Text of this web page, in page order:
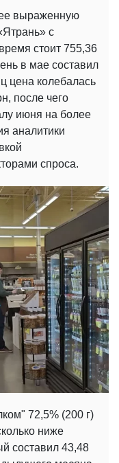
выраженную
с
стоит 755,36
в мае составил
цена колебалась
после чего
июня на более
аналитики
спроса.
72,5% (200 г)
ниже
составил 43,48